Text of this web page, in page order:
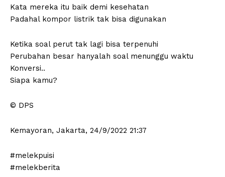
Kata mereka itu baik demi kesehatan
Padahal kompor listrik tak bisa digunakan
Ketika soal perut tak lagi bisa terpenuhi
Perubahan besar hanyalah soal menunggu waktu
Konversi..
Siapa kamu?
© DPS
Kemayoran, Jakarta, 24/9/2022 21:37
#melekpuisi
#melekberita